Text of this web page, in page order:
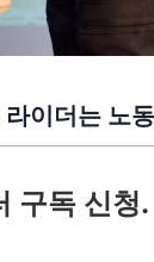
이더는 노
구독 신청.